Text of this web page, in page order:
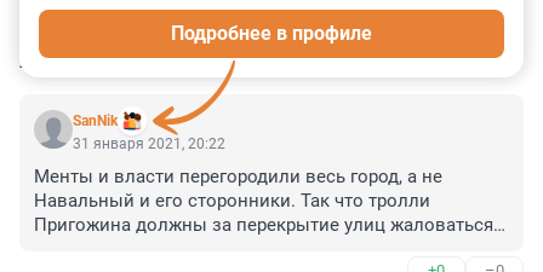
КОММЕНТАРИИ 44
SanNik
Подробнее в профиле
31 января 2021, 20:22
Менты и власти перегородили весь город, а не
Навальный и его сторонники. Так что тролли
Пригожина должны за перекрытие улиц жаловаться